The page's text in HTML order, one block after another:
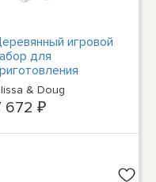
игровой
для
на гриле
& Doug
and Grill (24
& Doug
672 ₽